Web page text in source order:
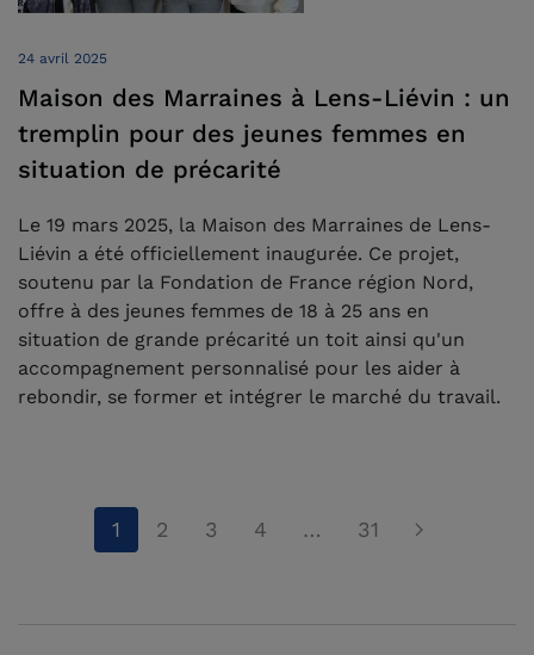
24 avril 2025
Maison des Marraines à Lens-Liévin : un
tremplin pour des jeunes femmes en
situation de précarité
Le 19 mars 2025, la Maison des Marraines de Lens-
Liévin a été officiellement inaugurée. Ce projet,
soutenu par la Fondation de France région Nord,
offre à des jeunes femmes de 18 à 25 ans en
situation de grande précarité un toit ainsi qu'un
accompagnement personnalisé pour les aider à
rebondir, se former et intégrer le marché du travail.
1 2 3 4 … 31